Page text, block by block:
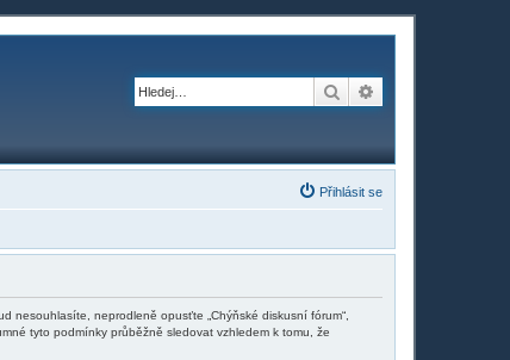
Hledat
Přihlásit se
nesouhlasíte, neprodleně opusťte „Chýňské diskusní fórum“,
tyto podmínky průběžně sledovat vzhledem k tomu, že